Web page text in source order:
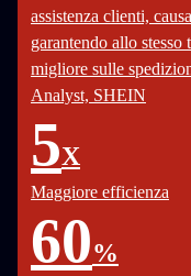
assistenza clienti,
garantendo allo
migliore sulle
Analyst, SHEIN
5X
Maggiore efficienza
60%